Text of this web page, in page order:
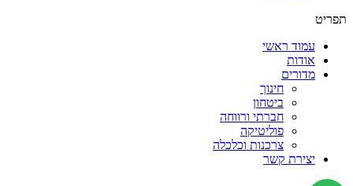
תפריט
עמוד ראשי
אודות
מדורים
חינוך
ביטחון
חברתי ורווחה
פוליטיקה
צרכנות וכלכלה
יצירת קשר